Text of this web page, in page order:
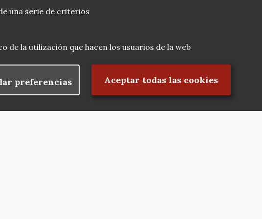
una serie de criterios
la utilización que hacen los usuarios de la web
preferencias Aceptar todas las cookies
Rechazar el consentimiento